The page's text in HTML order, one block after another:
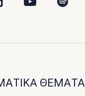
ΘΕΜΑΤΑ